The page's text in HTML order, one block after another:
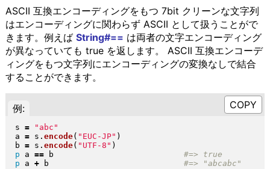
ASCII 互換エンコーディングをもつ 7bit クリーンな文字列
はエンコーディングに関わらず ASCII として扱うことがで
きます。例えば String#== は両者の文字エンコーディング
が異なっていても true を返します。 ASCII 互換エンコーデ
ィングをもつ文字列にエンコーディングの変換なしで結合
することができます。
例:
s = " abc "
a = s . encode( " EUC-JP" )
b = s . encode( " UTF-8 " )
p a == b
p a + b